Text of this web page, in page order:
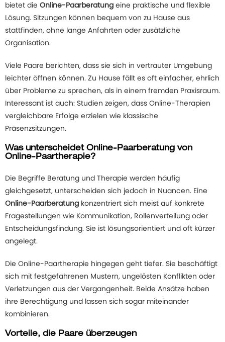
bietet die Online-Paarberatung eine praktische und flexible
Lösung. Sitzungen können bequem von zu Hause aus
stattfinden, ohne lange Anfahrten oder zusätzliche
Organisation.
Viele Paare berichten, dass sie sich in vertrauter Umgebung
leichter öffnen können. Zu Hause fällt es oft einfacher, ehrlich
über Probleme zu sprechen, als in einem fremden Praxisraum.
Interessant ist auch: Studien zeigen, dass Online-Therapien
vergleichbare Erfolge erzielen wie klassische
Präsenzsitzungen.
Was unterscheidet Online-Paarberatung von
Online-Paartherapie?
Die Begriffe Beratung und Therapie werden häufig
gleichgesetzt, unterscheiden sich jedoch in Nuancen. Eine
Online-Paarberatung konzentriert sich meist auf konkrete
Fragestellungen wie Kommunikation, Rollenverteilung oder
Entscheidungsfindung. Sie ist lösungsorientiert und oft kürzer
angelegt.
Die Online-Paartherapie hingegen geht tiefer. Sie beschäftigt
sich mit festgefahrenen Mustern, ungelösten Konflikten oder
Verletzungen aus der Vergangenheit. Beide Ansätze haben
ihre Berechtigung und lassen sich sogar miteinander
kombinieren.
Vorteile, die Paare überzeugen